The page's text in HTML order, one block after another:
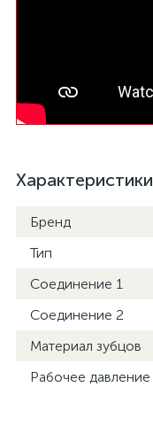
Характеристики
Бренд
Тип
Соединение 1
Соединение 2
Материал зубцов
Рабочее давление